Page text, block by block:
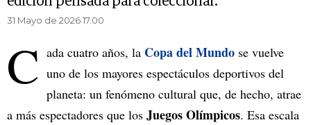
31 Mayo de 2026 17.00
C ada cuatro años, la Copa del Mundo se vuelve
uno de los mayores espectáculos deportivos del
planeta: un fenómeno cultural que, de hecho, atrae
a más espectadores que los Juegos Olímpicos. Esa escala